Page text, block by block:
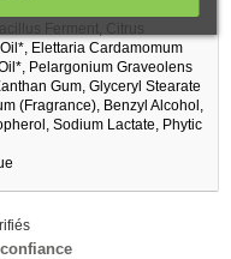
Ferment, Citrus
Elettaria Cardamomum
Pelargonium Graveolens
Gum, Glyceryl Stearate
(Fragrance), Benzyl Alcohol,
Sodium Lactate, Phytic